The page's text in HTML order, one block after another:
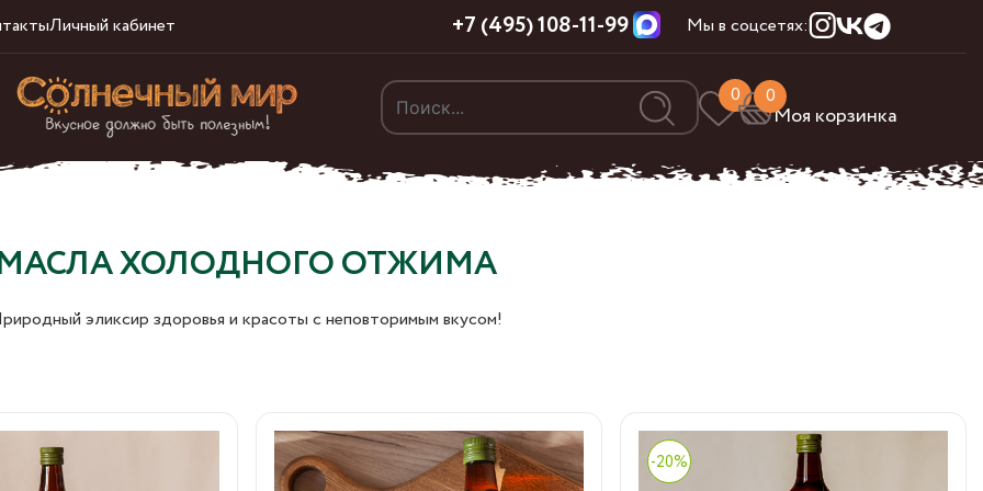
Личный кабинет +7 (495) 108-11-99 Мы в соцсетях:
0 0
Моя корзинка
ХОЛОДНОГО ОТЖИМА
эликсир здоровья и красоты с неповторимым вкусом!
масло
отжима очень
Включив масло
расторопши в свой
-20%
Льняное масло
холодного отжима – это